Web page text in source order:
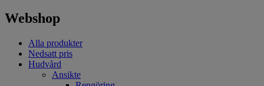
Webshop
Alla produkter
Nedsatt pris
Hudvård
Ansikte